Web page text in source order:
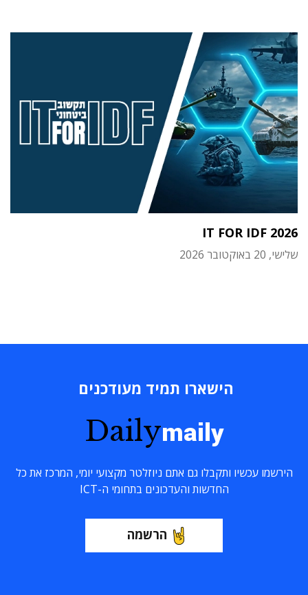
IT FOR IDF 2026
שלישי, 20 באוקטובר 2026
הישארו תמיד מעודכנים
Dailymaily
הירשמו עכשיו ותקבלו גם אתם ניוזלטר מקצועי יומי, המרכז את כל
החדשות והעדכונים בתחומי ה-ICT
הרשמה